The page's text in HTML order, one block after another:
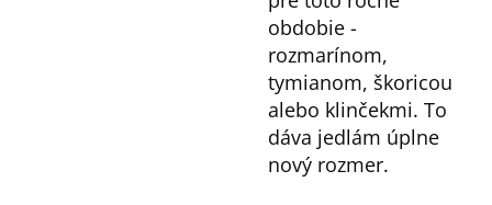
obdobie -
rozmarínom,
tymianom, škoricou
alebo klinčekmi. To
dáva jedlám úplne
nový rozmer.